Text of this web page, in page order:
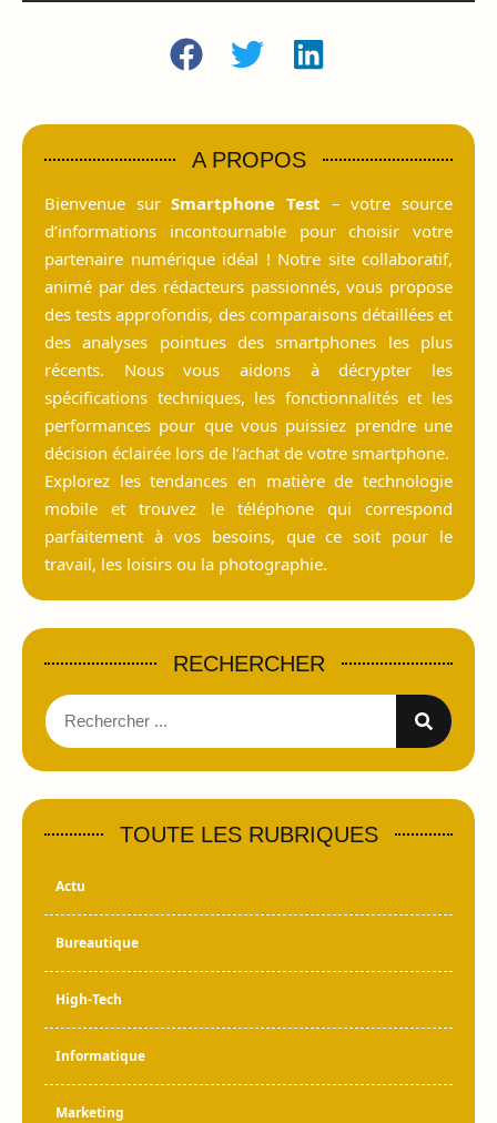
A PROPOS
Bienvenue surSmartphone Test – votre source
d’informations incontournable pour choisir votre
partenaire numérique idéal ! Notre site collaboratif,
animé par des rédacteurs passionnés, vous propose
des tests approfondis, des comparaisons détaillées et
des analyses pointues des smartphones les plus
récents. Nous vous aidons à décrypter les
spécifications techniques, les fonctionnalités et les
performances pour que vous puissiez prendre une
décision éclairée lors de l’achat de votre smartphone.
Explorez les tendances en matière de technologie
mobile et trouvez le téléphone qui correspond
parfaitement à vos besoins, que ce soit pour le
travail, les loisirs ou la photographie.
RECHERCHER
TOUTE LES RUBRIQUES
Actu
Bureautique
High-Tech
Informatique
Marketing